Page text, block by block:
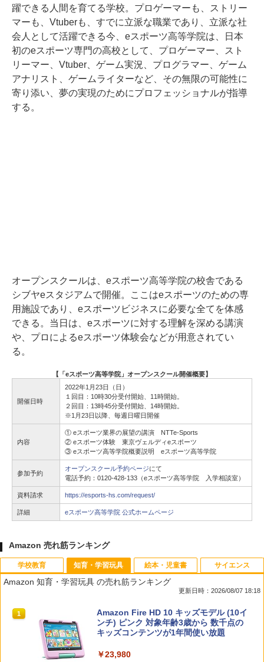
躍できる人間を育てる学校。プロゲーマーも、ストリー
マーも、Vtuberも、すでに立派な職業であり、立派な社
会人として活躍できる今、eスポーツ高等学院は、日本
初のeスポーツ専門の高校として、プロゲーマー、スト
リーマー、Vtuber、ゲーム実況、プログラマー、ゲーム
アナリスト、ゲームライターなど、その無限の可能性に
寄り添い、夢の実現のためにプロフェッショナルが指導
する。
オープンスクールは、eスポーツ高等学院の校舎である
シブヤeスタジアムで開催。ここはeスポーツのための専
用施設であり、eスポーツビジネスに必要な全てを体感
できる。当日は、eスポーツに対する理解を深める講演
や、プロによるeスポーツ体験会などが用意されてい
る。
【「eスポーツ高等学院」オープンスクール開催概要】
開催日時
2022年1月23日（日）
１回目：10時30分受付開始、11時開始。
２回目：13時45分受付開始、14時開始。
※1月23日以降、毎週日曜日開催
内容
① eスポーツ業界の展望の講演 NTTe-Sports
② eスポーツ体験 東京ヴェルディeスポーツ
③ eスポーツ高等学院概要説明 eスポーツ高等学院
参加予約
オープンスクール予約ページにて
電話予約：0120-428-133（eスポーツ高等学院 入学相談室）
資料請求 https://esports-hs.com/request/
詳細 eスポーツ高等学院 公式ホームページ
Amazon 売れ筋ランキング
学校教育
1 先生のためのGoogle AI完全攻略図鑑
￥-
知育・学習玩具
Amazon 知育・学習玩具 の売れ筋ランキング
更新日時：2026/08/07 18:18
1
Amazon Fire HD 10 キッズモデル (10イ
ンチ) ピンク 対象年齢3歳から 数千点の
キッズコンテンツが1年間使い放題
￥23,980
絵本・児童書 サイエンス